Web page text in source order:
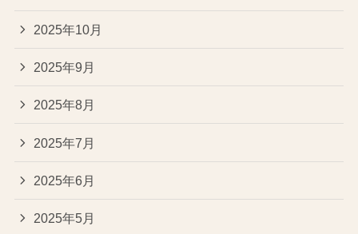
2025年10月
2025年9月
2025年8月
2025年7月
2025年6月
2025年5月